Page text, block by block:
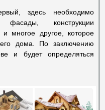
здесь необходимо
фасады, конструкции
многое другое, которое
дома. По заключению
и будет определяться